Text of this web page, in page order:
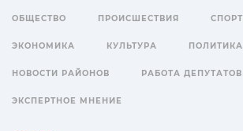
ОБЩЕСТВО ПРОИСШЕСТВИЯ СПОРТ
ЭКОНОМИКА КУЛЬТУРА ПОЛИТИКА
НОВОСТИ РАЙОНОВ РАБОТА ДЕПУТАТОВ
ЭКСПЕРТНОЕ МНЕНИЕ